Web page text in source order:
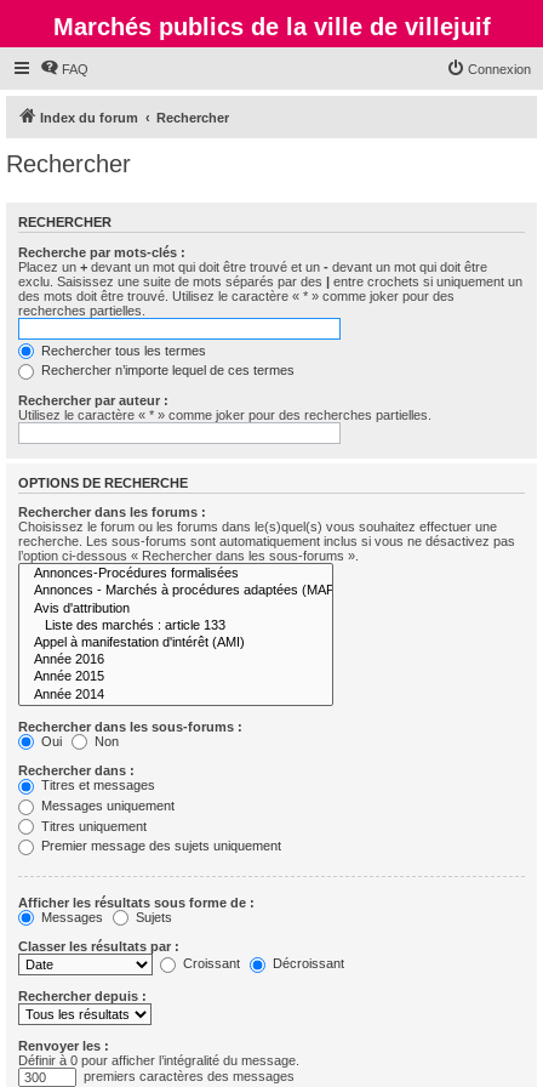
Marchés publics de la ville de villejuif
FAQ Connexion
Index du forum Rechercher
Rechercher
RECHERCHER
Recherche par mots-clés :
Placez un + devant un mot qui doit être trouvé et un - devant un mot qui doit être
exclu. Saisissez une suite de mots séparés par des | entre crochets si uniquement un
des mots doit être trouvé. Utilisez le caractère « * » comme joker pour des
recherches partielles.
Rechercher tous les termes
Rechercher n’importe lequel de ces termes
Rechercher par auteur :
Utilisez le caractère « * » comme joker pour des recherches partielles.
OPTIONS DE RECHERCHE
Rechercher dans les forums :
Choisissez le forum ou les forums dans le(s)quel(s) vous souhaitez effectuer une
recherche. Les sous-forums sont automatiquement inclus si vous ne désactivez pas
l’option ci-dessous « Rechercher dans les sous-forums ».
Rechercher dans les sous-forums :
Oui
Non
Rechercher dans :
Titres et messages
Messages uniquement
Titres uniquement
Premier message des sujets uniquement
Afficher les résultats sous forme de :
Messages
Sujets
Classer les résultats par :
Croissant
Décroissant
Rechercher depuis :
Renvoyer les :
Définir à 0 pour afficher l’intégralité du message.
premiers caractères des messages